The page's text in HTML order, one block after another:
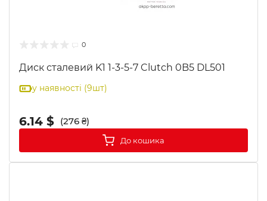
0
Диск сталевий K1 1-3-5-7 Clutch 0B5 DL501
у наявності (9шт)
6.14 $ (276 ₴)
До кошика